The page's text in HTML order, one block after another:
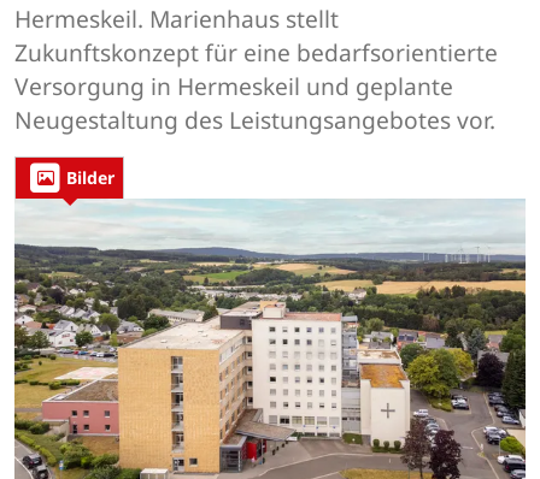
Hermeskeil. Marienhaus stellt
Zukunftskonzept für eine bedarfsorientierte
Versorgung in Hermeskeil und geplante
Neugestaltung des Leistungsangebotes vor.
Bilder